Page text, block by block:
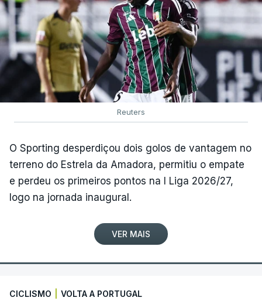
Reuters
O Sporting desperdiçou dois golos de vantagem no
terreno do Estrela da Amadora, permitiu o empate
e perdeu os primeiros pontos na I Liga 2026/27,
logo na jornada inaugural.
VER MAIS
CICLISMO VOLTA A PORTUGAL